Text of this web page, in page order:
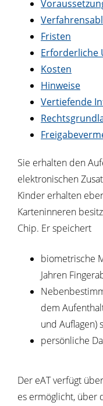
Fristen
Erforderliche
Kosten
Hinweise
Vertiefende
Sie erhalten den
elektronischen
Kinder erhalten
Karteninneren
Chip. Er speichert
biometrische
Jahren
dem
und Auflagen)
persönliche
Der eAT verfügt
es ermöglicht, über